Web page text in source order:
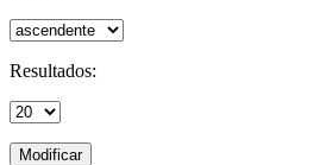
Resultados:
Modificar